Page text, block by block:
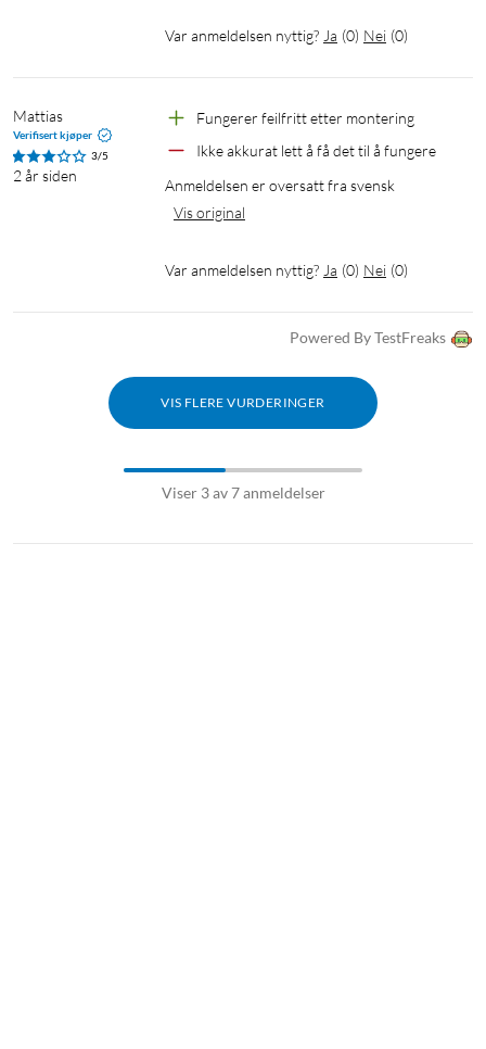
Var anmeldelsen nyttig? Ja (0) Nei (0)
Mattias
Verifisert kjøper
3/5
2 år siden
Fungerer feilfritt etter montering
Ikke akkurat lett å få det til å fungere
Anmeldelsen er oversatt fra svensk
Vis original
Var anmeldelsen nyttig? Ja (0) Nei (0)
Powered By TestFreaks
VIS FLERE VURDERINGER
Viser 3 av 7 anmeldelser